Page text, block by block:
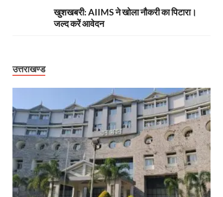
खुशखबरी: AIIMS ने खोला नौकरी का पिटारा।
जल्द करें आवेदन
उत्तराखण्ड